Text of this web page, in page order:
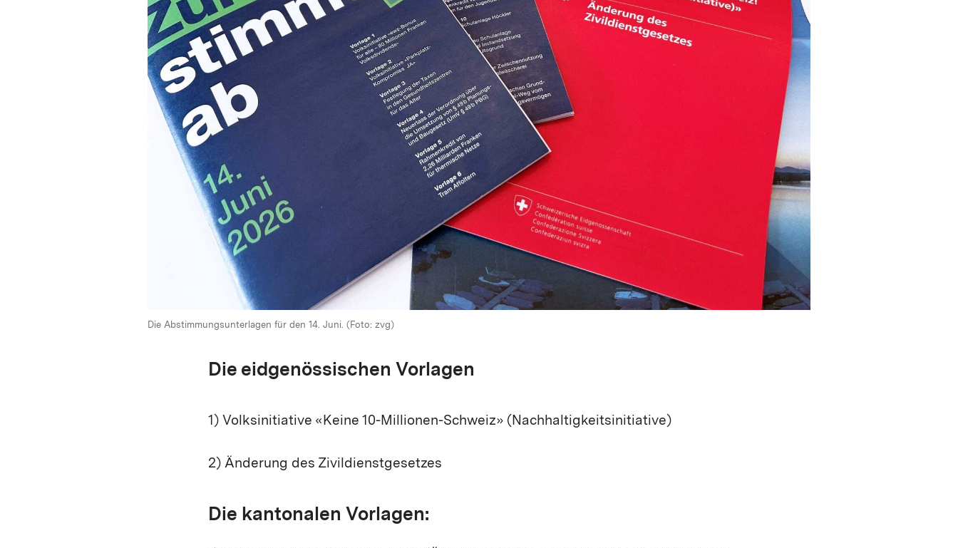
Die Abstimmungsunterlagen für den 14. Juni. (Foto: zvg)
Die eidgenössischen Vorlagen
1) Volksinitiative «Keine 10-Millionen-Schweiz» (Nachhaltigkeitsinitiative)
2) Änderung des Zivildienstgesetzes
Die kantonalen Vorlagen: